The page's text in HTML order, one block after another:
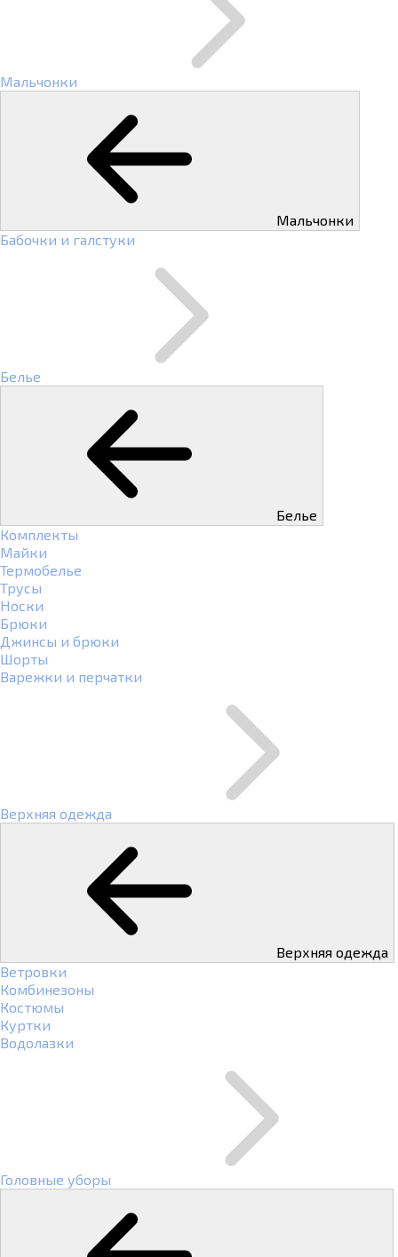
Мальчонки
Мальчонки
Бабочки и галстуки
Белье
Белье
Комплекты
Майки
Термобелье
Трусы
Носки
Брюки
Джинсы и брюки
Шорты
Варежки и перчатки
Верхняя одежда
Верхняя одежда
Ветровки
Комбинезоны
Костюмы
Куртки
Водолазки
Головные уборы